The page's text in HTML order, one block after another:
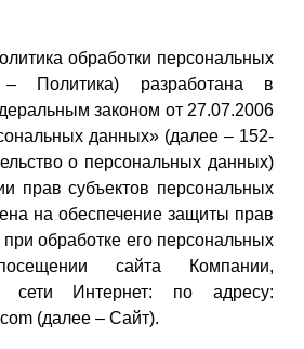
обработки персональных
Политика) разработана в
законом от 27.07.2006
данных» (далее – 152-
о персональных данных)
прав субъектов персональных
на обеспечение защиты прав
обработке его персональных
сайта Компании,
сети Интернет: по адресу:
(далее – Сайт).